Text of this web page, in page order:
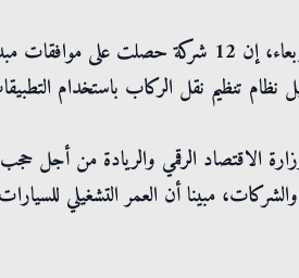
وقال وزير النقل نضال القطامين، الأربعاء، إن
تنظيم نقل الركاب باستخدام التطبيقات
الاقتصاد الرقمي والريادة من
مبينا أن العمر التشغيلي للسيارات